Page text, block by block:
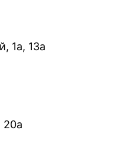
1а, 13а
20а